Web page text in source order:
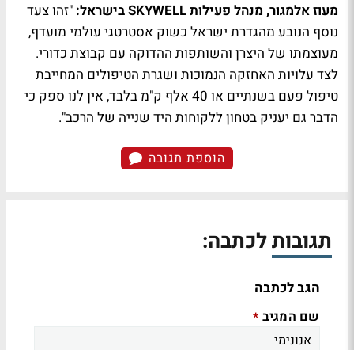
מעוז אלמגור, מנהל פעילות SKYWELL בישראל:
"זהו צעד
נוסף הנובע מהגדרת ישראל כשוק אסטרטגי עולמי מועדף,
מעוצמתו של היצרן והשותפות ההדוקה עם קבוצת כדורי.
לצד עלויות האחזקה הנמוכות ושגרת הטיפולים המחייבת
טיפול פעם בשנתיים או 40 אלף ק"מ בלבד, אין לנו ספק כי
הדבר גם יעניק בטחון ללקוחות היד שנייה של הרכב".
הוספת תגובה
תגובות לכתבה:
הגב לכתבה
שם המגיב *